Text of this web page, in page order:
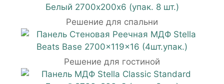
Решение для спальни
Решение для гостиной